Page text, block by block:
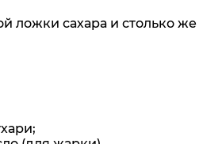
ложки сахара и столько же